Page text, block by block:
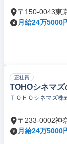
〒150-0043東
月給24万5000
正社員
TOHOシネマ
ＴＯＨＯシネマズ株
〒233-0002神
月給24万5000